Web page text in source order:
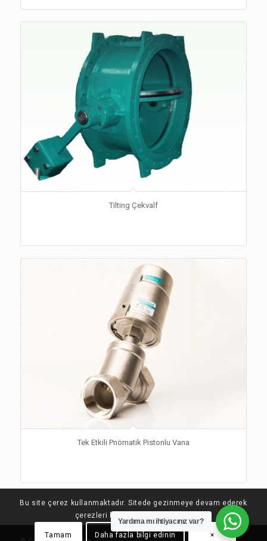
Tilting Çekvalf
Tek Etkili Pnömatik Pistonlu Vana
Bu site çerez kullanmaktadır. Sitede gezinmeye devam ederek
çerezleri kabul etmiş olursunuz.
Tamam Daha fazla bilgi edinin ×
Yardıma mı ihtiyacınız var?